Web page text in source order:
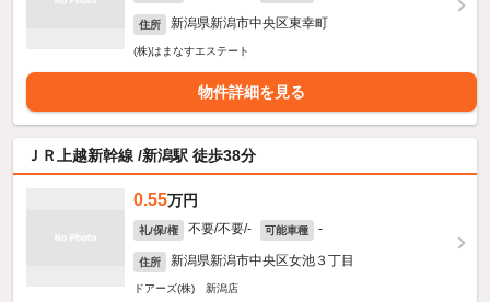
住所 新潟県新潟市中央区東幸町
(株)はまなすエステート
物件詳細を見る
ＪＲ上越新幹線 /新潟駅 徒歩38分
0.55万円
礼/保/権 不要/不要/- 可能車種 -
住所 新潟県新潟市中央区女池３丁目
ドアーズ(株) 新潟店